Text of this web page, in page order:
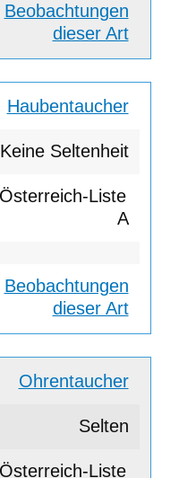
Beobachtungen
dieser Art
Haubentaucher
Keine Seltenheit
A
Beobachtungen
dieser Art
Ohrentaucher
Selten